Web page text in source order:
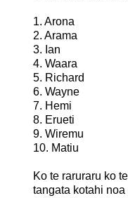
1. Arona
2. Arama
3. Ian
4. Waara
5. Richard
6. Wayne
7. Hemi
8. Erueti
9. Wiremu
10. Matiu
Ko te raruraru ko
tangata kotahi